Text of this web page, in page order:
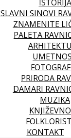
ISTORIJA
SLAVNI SINOVI
ZNAMENITE
PALETA
PRIRODA
DAMARI
MUZIKA
KONTAKT